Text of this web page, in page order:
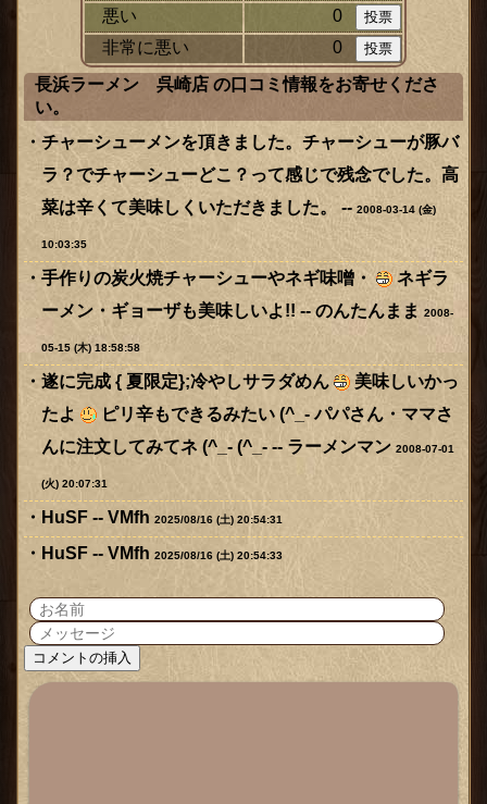
悪い
0
非常に悪い
0
長浜ラーメン 呉崎店 の口コミ情報をお寄せくださ
い。
チャーシューメンを頂きました。チャーシューが豚バ
ラ？でチャーシューどこ？って感じで残念でした。高
菜は辛くて美味しくいただきました。 -- 2008-03-14 (金)
10:03:35
手作りの炭火焼チャーシューやネギ味噌・
ネギラ
ーメン・ギョーザも美味しいよ!! --のんたんまま 2008-
05-15 (木) 18:58:58
遂に完成 { 夏限定};冷やしサラダめん
美味しいかっ
たよ
ピリ辛もできるみたい (^_- パパさん・ママさ
んに注文してみてネ (^_- (^_- -- ラーメンマン 2008-07-01
(火) 20:07:31
HuSF -- VMfh 2025/08/16 (土) 20:54:31
HuSF -- VMfh 2025/08/16 (土) 20:54:33